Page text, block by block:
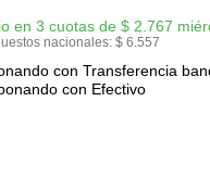
en 3 cuotas de $ 2.767
nacionales: $ 6.557
con Transferencia
con Efectivo